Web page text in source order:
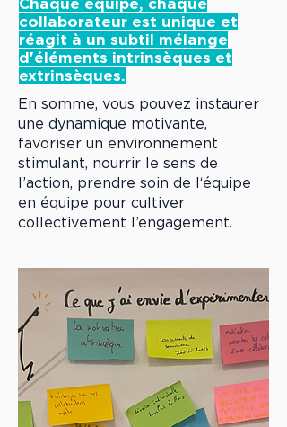
En somme, vous pouvez instaurer
une dynamique motivante,
favoriser un environnement
stimulant, nourrir le sens de
l’action, prendre soin de l‘équipe
en équipe pour cultiver
collectivement l’engagement.
collaborateur est unique et
réagit à un subtil mélange
d'éléments intrinsèques et
extrinsèques.